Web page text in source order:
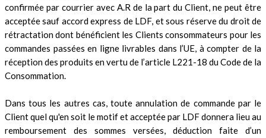
confirmée par courrier avec A.R de la part du Client, ne peut être
acceptée sauf accord express de LDF, et sous réserve du droit de
rétractation dont bénéficient les Clients consommateurs pour les
commandes passées en ligne livrables dans l’UE, à compter de la
réception des produits en vertu de l’article L221-18 du Code de la
Consommation.
Dans tous les autres cas, toute annulation de commande par le
Client quel qu'en soit le motif et acceptée par LDF donnera lieu au
remboursement des sommes versées, déduction faite d’un